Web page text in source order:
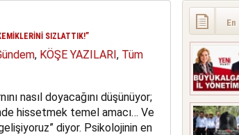
SIZLATTIK!”
, KÖŞE YAZILARI, Tüm
nasıl doyacağını düşünüyor;
hissetmek temel amacı… Ve
diyor. Psikolojinin en